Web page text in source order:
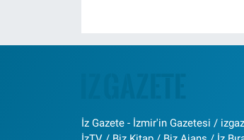
İz Gazete - İzmir'in Gazetesi /